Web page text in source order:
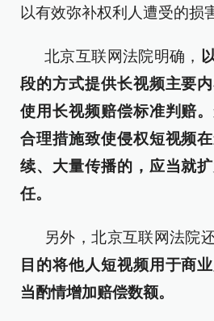
以有效弥补权利人遭受的损
北京互联网法院明确，
段的方式提供长视频主要
使用长视频赔偿标准判赔
合理措施致使侵权短视频
续、大量传播的，应当就
任。
另外，北京互联网法院
目的将他人短视频用于商
当酌情增加赔偿数额。